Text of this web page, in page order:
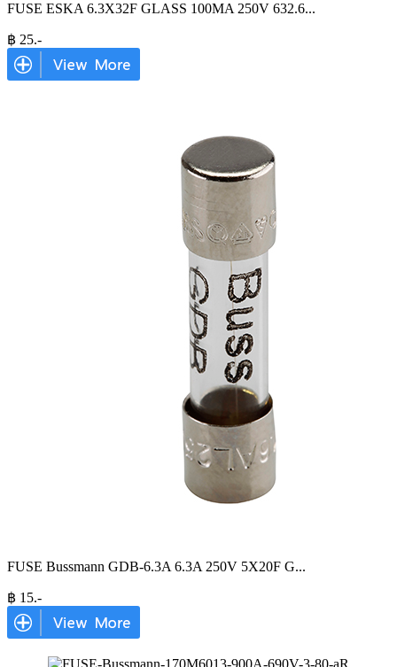
FUSE ESKA 6.3X32F GLASS 100MA 250V 632.6...
฿ 25.-
FUSE Bussmann GDB-6.3A 6.3A 250V 5X20F G...
฿ 15.-